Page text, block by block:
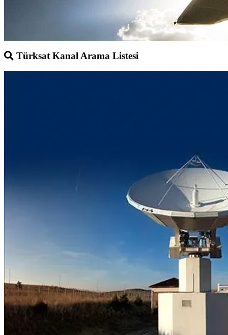
Türksat Kanal Arama Listesi